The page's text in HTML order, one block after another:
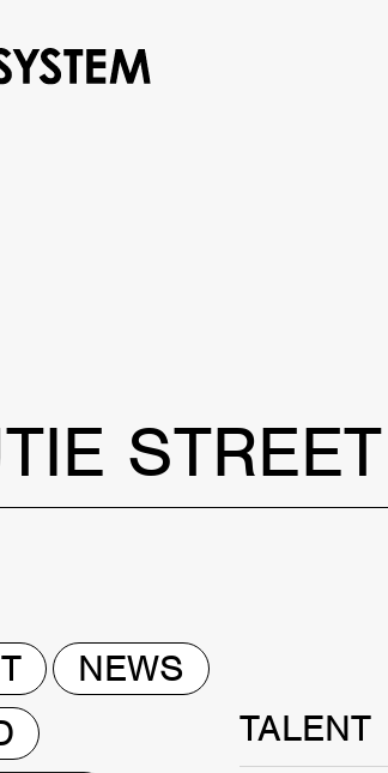
STREET
NEWS
TALENT